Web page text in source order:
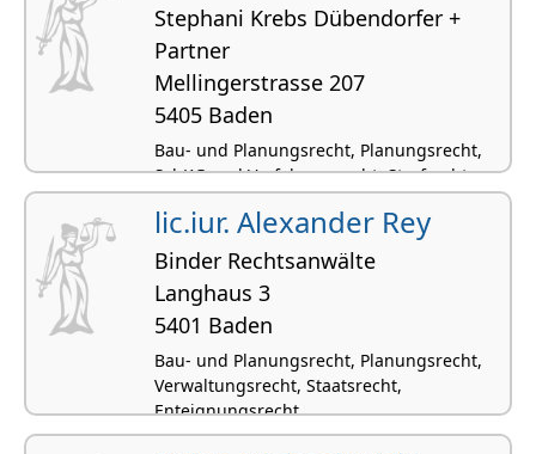
Stephani Krebs Dübendorfer +
Partner
Mellingerstrasse 207
5405 Baden
Bau- und Planungsrecht, Planungsrecht,
SchKG und Verfahrensrecht, Strafrecht,
Vertragsrecht
lic.iur. Alexander Rey
Binder Rechtsanwälte
Langhaus 3
5401 Baden
Bau- und Planungsrecht, Planungsrecht,
Verwaltungsrecht, Staatsrecht,
Enteignungsrecht